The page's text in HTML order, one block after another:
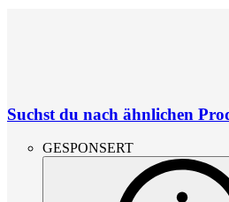
Suchst du nach ähnlichen
GESPONSERT